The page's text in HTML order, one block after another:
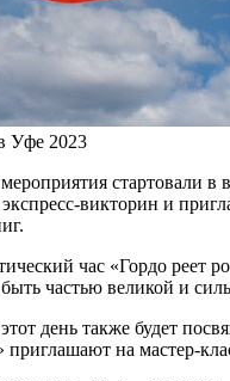
Уфе 2023
стартовали
викторин и
час «Гордо реет
частью великой и
день также будет
на мастер-